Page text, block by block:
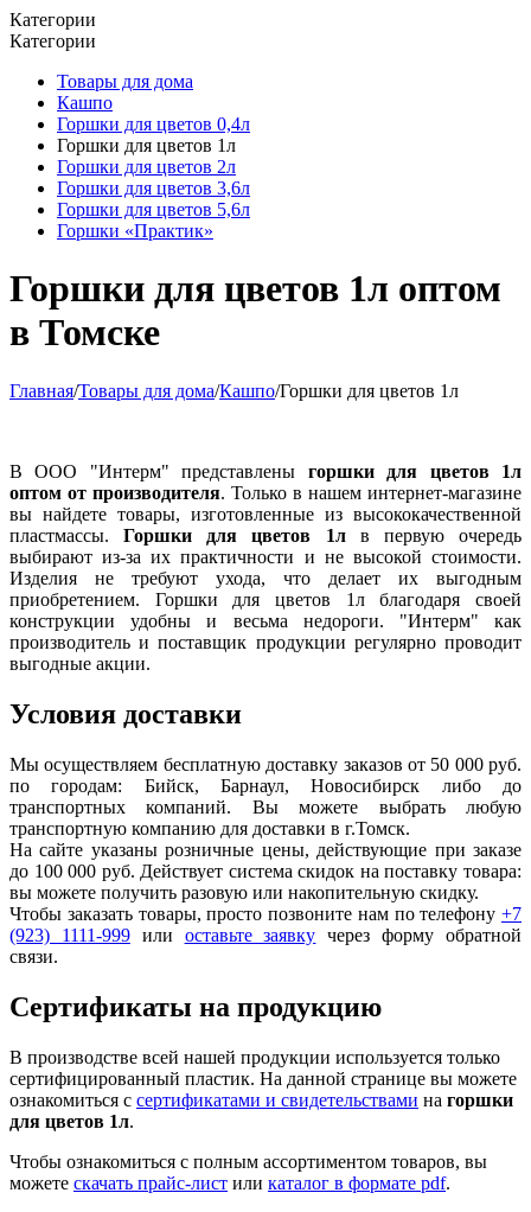
Категории
Категории
Товары для дома
Кашпо
Горшки для цветов 0,4л
Горшки для цветов 1л
Горшки для цветов 2л
Горшки для цветов 3,6л
Горшки для цветов 5,6л
Горшки «Практик»
Горшки для цветов 1л оптом
в Томске
Главная/Товары для дома/Кашпо/Горшки для цветов 1л
В ООО "Интерм" представлены горшки для цветов 1л
оптом от производителя. Только в нашем интернет-магазине
вы найдете товары, изготовленные из высококачественной
пластмассы.Горшки для цветов 1л
в первую очередь
выбирают из-за их практичности и не высокой стоимости.
Изделия не требуют ухода, что делает их выгодным
приобретением. Горшки для цветов 1л благодаря своей
конструкции удобны и весьма недороги. "Интерм" как
производитель и поставщик продукции регулярно проводит
выгодные акции.
Условия доставки
Мы осуществляем бесплатную доставку заказов от 50 000 руб.
по городам: Бийск, Барнаул, Новосибирск либо до
транспортных компаний. Вы можете выбрать любую
транспортную компанию для доставки в г.Томск.
На сайте указаны розничные цены, действующие при заказе
до 100 000 руб. Действует система скидок на поставку товара:
вы можете получить разовую или накопительную скидку.
Чтобы заказать товары, просто позвоните нам по телефону +7
(923) 1111-999или оставьте заявку
через форму обратной
связи.
Сертификаты на продукцию
В производстве всей нашей продукции используется только
сертифицированный пластик. На данной странице вы можете
ознакомиться с сертификатами и свидетельствами на горшки
для цветов 1л.
Чтобы ознакомиться с полным ассортиментом товаров, вы
можете скачать прайс-лист или каталог в формате pdf.